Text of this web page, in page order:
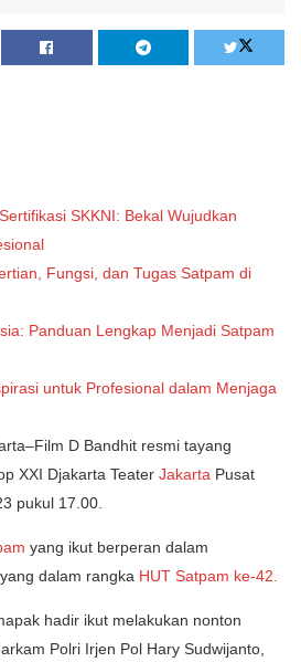
SKKNI: Bekal Wujudkan
Fungsi, dan Tugas Satpam di
Panduan Lengkap Menjadi Satpam
untuk Profesional dalam Menjaga
D Bandhit resmi tayang
XXI Djakarta Teater Jakarta Pusat
pukul 17.00.
yang ikut berperan dalam
dalam rangka HUT Satpam ke-42.
hadir ikut melakukan nonton
Polri Irjen Pol Hary Sudwijanto,